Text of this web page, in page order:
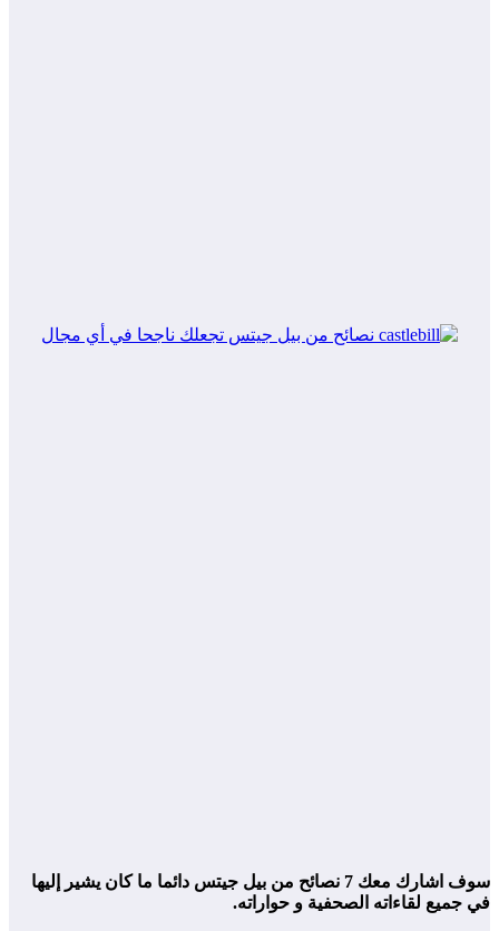
سوف اشارك معك 7 نصائح من بيل جيتس دائما ما كان يشير إليها
في جميع لقاءاته الصحفية و حواراته.